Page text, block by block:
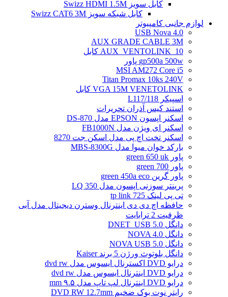
کابل سویز Swizz HDMI 1.5M
کابل شبکه سویز Swizz CAT6 3M
لوازم جانبی کامپیوتر
4.0 USB Nova
AUX GRADE CABLE 3M
AUX_VENTOLINK_10 کابل
gp500a 500w پاور
MSI AM272 Core i5
Titan Promax 10ks 240V
VGA 15M VENETOLINK کابل
اسپیکر L117/118
استند کیس آذران تحریرات
اسکنر اپسون EPSON مدل DS-870
اسکنر ای ویژن مدل FB1000N
اسکنر تخت اچ پی مدل اسکن جت 8270
بارکد خوان میوا مدل MBS-8300G
پاور green 650 uk
پاور green 700
پاور گرین green 450a eco
پرینتر سوزنی اپسون مدل LQ 350
تی پی لینک tp link 725
حافظه اچ دی دی اینترنال وسترن دیجیتال مدل آبی
ظرفیت 2 ترابایت
دانگل DNET_USB 5.0
دانگل NOVA 4.0
دانگل NOVA USB 5.0
دانگل بلوتوث ورژن 5 برند Kaiser
درایو DVD اکسترنال ایسوس مدل dvd rw
درایو DVD اینترنال ایسوس مدل dvd rw
درایو DVD اینترنال لپ تاپ مدل ۹.۵ mm
رایتر نوت بوک ضخیم DVD RW 12.7mm